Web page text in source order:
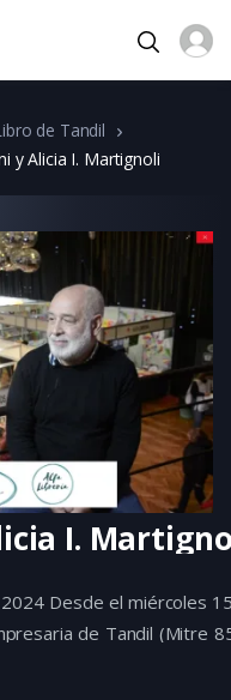
de Tandil
y Alicia I. Martignoli
I.
2024 Desde el miércoles
de Tandil (Mitre
Feria del Libro de Tandil.